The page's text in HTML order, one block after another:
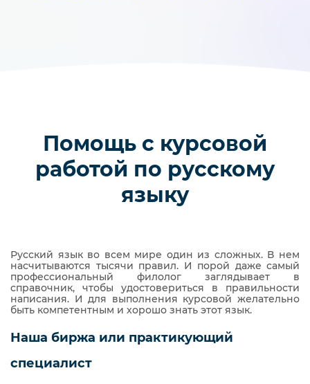
Помощь с курсовой
работой по русскому
языку
Русский язык во всем мире один из сложных. В нем
насчитываются тысячи правил. И порой даже самый
профессиональный филолог заглядывает в
справочник, чтобы удостовериться в правильности
написания. И для выполнения курсовой желательно
быть компетентным и хорошо знать этот язык.
Наша биржа или практикующий
специалист